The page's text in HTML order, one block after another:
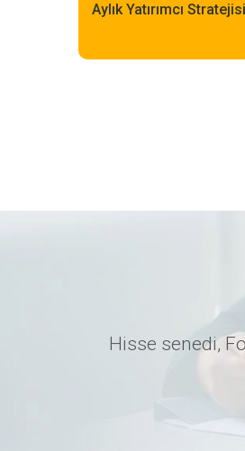
Aylık Yatırımcı Stratejisi
Hisse senedi,